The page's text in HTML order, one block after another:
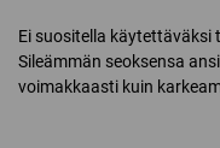
Ei suositella
Sileämmän seoksensa
voimakkaasti kuin